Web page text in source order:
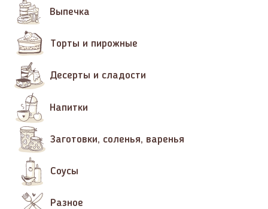
Выпечка
Торты и пирожные
Десерты и сладости
Напитки
Заготовки, соленья, варенья
Соусы
Разное